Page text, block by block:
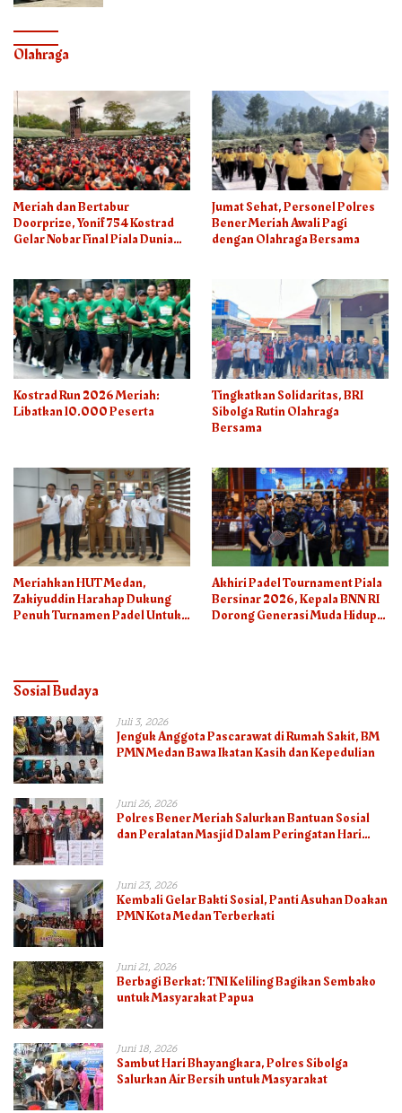
Olahraga
Meriah dan Bertabur
Doorprize, Yonif 754 Kostrad
Gelar Nobar Final Piala Dunia
Jumat Sehat, Personel Polres
Bener Meriah Awali Pagi
dengan Olahraga Bersama
Kostrad Run 2026 Meriah:
Libatkan 10.000 Peserta
Tingkatkan Solidaritas, BRI
Sibolga Rutin Olahraga
Bersama
Meriahkan HUT Medan,
Zakiyuddin Harahap Dukung
Penuh Turnamen Padel Untuk
Akhiri Padel Tournament Piala
Bersinar 2026, Kepala BNN RI
Dorong Generasi Muda Hidup
Sosial Budaya
Juli 3, 2026
Jenguk Anggota Pascarawat di Rumah Sakit, BM
PMN Medan Bawa Ikatan Kasih dan Kepedulian
Juni 26, 2026
Polres Bener Meriah Salurkan Bantuan Sosial
dan Peralatan Masjid Dalam Peringatan Hari
Juni 23, 2026
Kembali Gelar Bakti Sosial, Panti Asuhan Doakan
PMN Kota Medan Terberkati
Juni 21, 2026
Berbagi Berkat: TNI Keliling Bagikan Sembako
untuk Masyarakat Papua
Juni 18, 2026
Sambut Hari Bhayangkara, Polres Sibolga
Salurkan Air Bersih untuk Masyarakat